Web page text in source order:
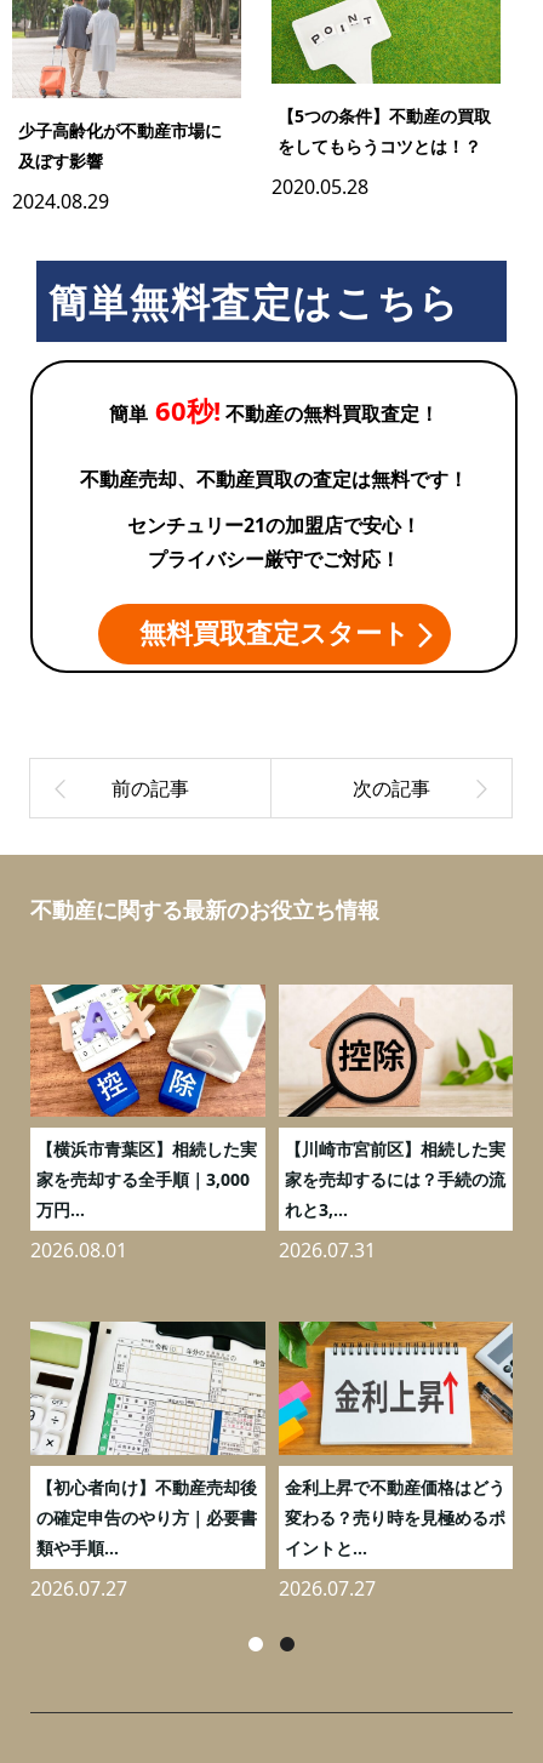
少子高齢化が不動産市場に
及ぼす影響
2024.08.29
【5つの条件】不動産の買取
をしてもらうコツとは！？
2020.05.28
簡単無料査定はこちら
簡単 60秒! 不動産の無料買取査定！
不動産売却、不動産買取の査定は無料です！
センチュリー21の加盟店で安心！
プライバシー厳守でご対応！
無料買取査定スタート
不動産に関する最新のお役立ち情報
【横浜市青葉区】相続した実
家を売却する全手順｜3,000
万円...
2026.08.01
【川崎市宮前区】相続した実
家を売却するには？手続の流
れと3,...
2026.07.31
【初心者向け】不動産売却後
の確定申告のやり方｜必要書
類や手順...
2026.07.27
金利上昇で不動産価格はどう
変わる？売り時を見極めるポ
イントと...
2026.07.27